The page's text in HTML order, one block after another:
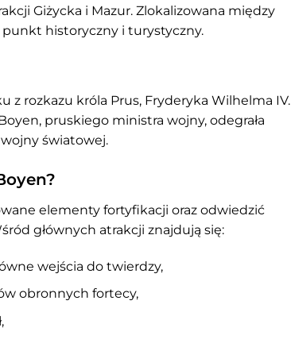
Giżycka i Mazur. Zlokalizowana między
punkt historyczny i turystyczny.
z rozkazu króla Prus, Fryderyka Wilhelma IV.
pruskiego ministra wojny, odegrała
światowej.
elementy fortyfikacji oraz odwiedzić
głównych atrakcji znajdują się:
wejścia do twierdzy,
obronnych fortecy,